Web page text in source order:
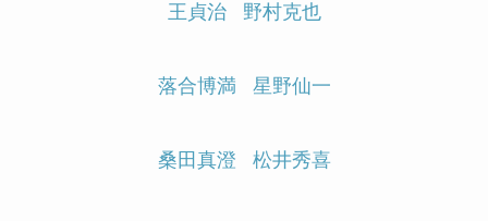
王貞治 野村克也
落合博満 星野仙一
桑田真澄 松井秀喜